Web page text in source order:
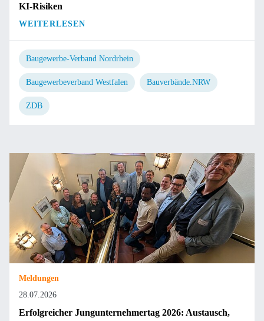
KI-Risiken
WEITERLESEN
Baugewerbe-Verband Nordrhein
Baugewerbeverband Westfalen Bauverbände.NRW
ZDB
Meldungen
28.07.2026
Erfolgreicher Jungunternehmertag 2026: Austausch,